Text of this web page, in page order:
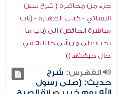
جزء من محاضرة ( شرح سنن
النسائي - كتاب الطهارة - (باب
مباشرة الحائض) إلى (باب ما
يجب على من أتى حليلته في
حال حيضتها))
الفهرس: شرح
حديث: (صلى رسول